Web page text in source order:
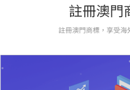
註冊澳門
註冊澳門商標，享受海